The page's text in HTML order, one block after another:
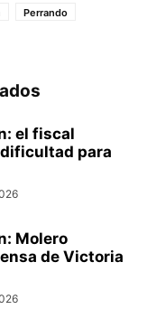
Perrando
el fiscal
para
Molero
de Victoria